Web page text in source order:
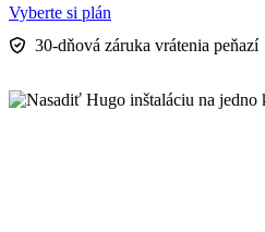
Vyberte si plán
30-dňová záruka vrátenia peňazí